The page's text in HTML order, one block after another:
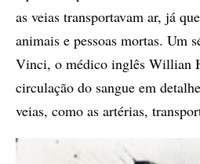
as veias transportavam ar, já
animais e pessoas mortas. Um
Vinci, o médico inglês Willian
circulação do sangue em
veias, como as artérias,